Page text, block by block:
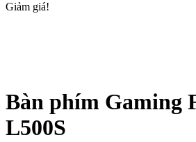
Giảm giá!
Bàn phím Gaming
L500S